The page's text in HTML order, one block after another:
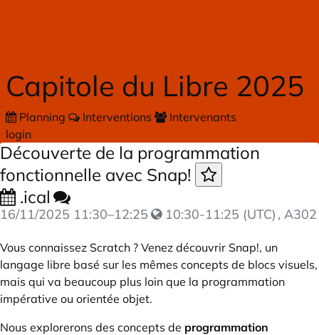
Capitole du Libre 2025
Planning Interventions
Intervenants
login
Découverte de la programmation
fonctionnelle avec Snap!
.ical
16/11/2025 11:30–12:25 10:30-11:25 (UTC) , A302
Vous connaissez Scratch ? Venez découvrir Snap!, un
langage libre basé sur les mêmes concepts de blocs visuels,
mais qui va beaucoup plus loin que la programmation
impérative ou orientée objet.
Nous explorerons des concepts de programmation